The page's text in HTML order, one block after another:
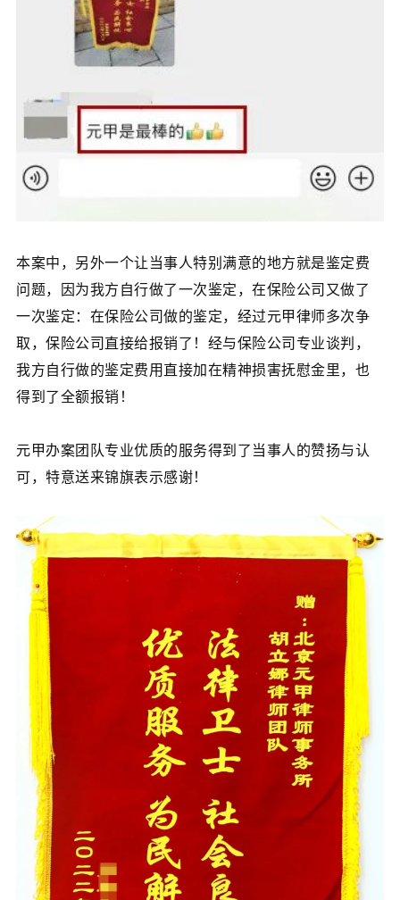
本案中，另外一个让当事人特别满意的地方就是鉴定费
问题，因为我方自行做了一次鉴定，在保险公司又做了
一次鉴定：在保险公司做的鉴定，经过元甲律师多次争
取，保险公司直接给报销了！经与保险公司专业谈判，
我方自行做的鉴定费用直接加在精神损害抚慰金里，也
得到了全额报销！
元甲办案团队专业优质的服务得到了当事人的赞扬与认
可，特意送来锦旗表示感谢！